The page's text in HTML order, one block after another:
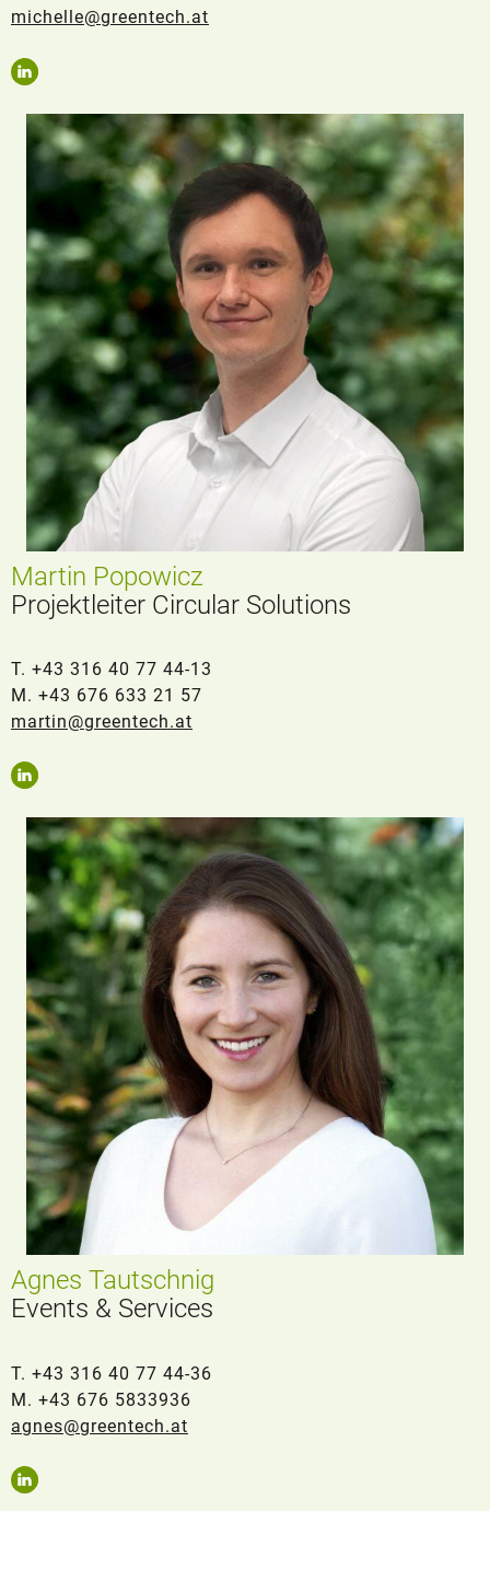
michelle@greentech.at
Martin Popowicz
Projektleiter Circular Solutions
T. +43 316 40 77 44-13
M. +43 676 633 21 57
martin@greentech.at
Agnes Tautschnig
Events & Services
T. +43 316 40 77 44-36
M. +43 676 5833936
agnes@greentech.at